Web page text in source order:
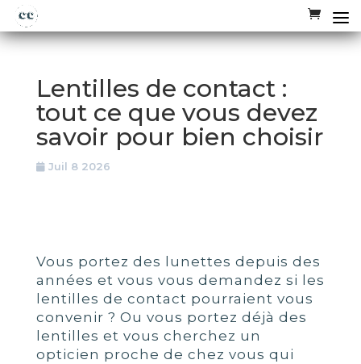
Lentilles de contact :
tout ce que vous devez
savoir pour bien choisir
Juil 8 2026
Vous portez des lunettes depuis des
années et vous vous demandez si les
lentilles de contact pourraient vous
convenir ? Ou vous portez déjà des
lentilles et vous cherchez un
opticien proche de chez vous qui